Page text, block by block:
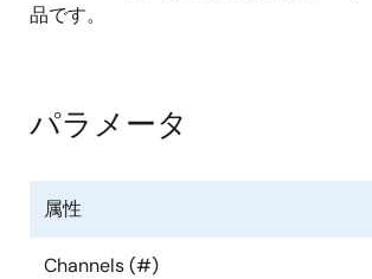
品です。
パラメータ
属性
Channels (#)